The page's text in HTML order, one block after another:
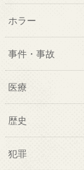
ホラー
事件・事故
医療
歴史
犯罪